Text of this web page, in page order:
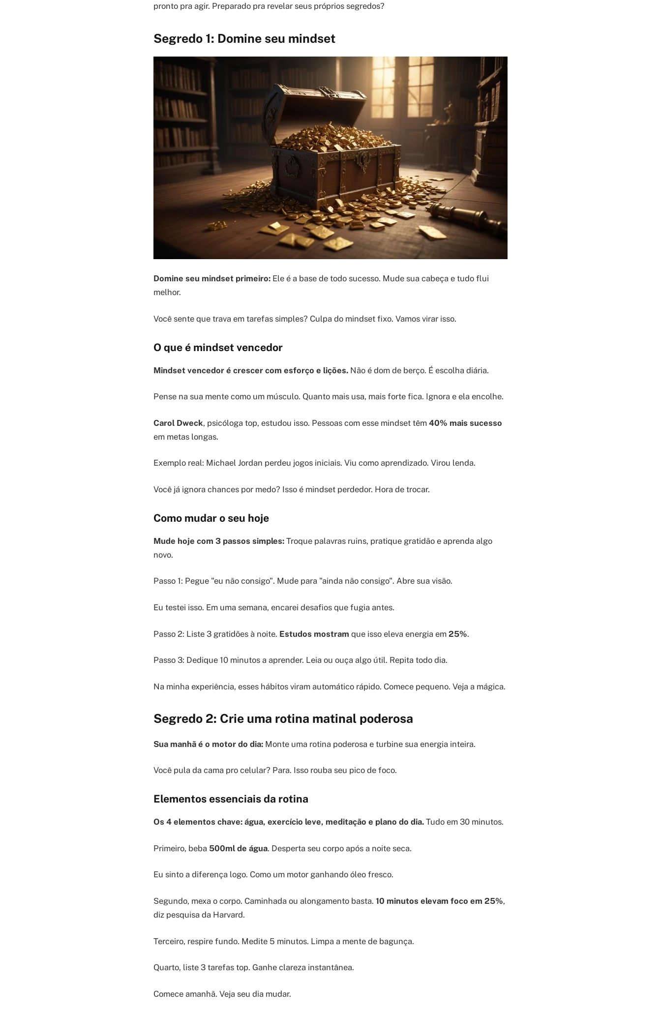
pronto pra agir. Preparado pra revelar seus próprios segredos?
Segredo 1: Domine seu mindset
Domine seu mindset primeiro: Ele é a base de todo sucesso. Mude sua cabeça e tudo flui
melhor.
Você sente que trava em tarefas simples? Culpa do mindset fixo. Vamos virar isso.
O que é mindset vencedor
Mindset vencedor é crescer com esforço e lições. Não é dom de berço. É escolha diária.
Pense na sua mente como um músculo. Quanto mais usa, mais forte fica. Ignora e ela encolhe.
Carol Dweck, psicóloga top, estudou isso. Pessoas com esse mindset têm 40% mais sucesso
em metas longas.
Exemplo real: Michael Jordan perdeu jogos iniciais. Viu como aprendizado. Virou lenda.
Você já ignora chances por medo? Isso é mindset perdedor. Hora de trocar.
Como mudar o seu hoje
Mude hoje com 3 passos simples: Troque palavras ruins, pratique gratidão e aprenda algo
novo.
Passo 1: Pegue "eu não consigo". Mude para "ainda não consigo". Abre sua visão.
Eu testei isso. Em uma semana, encarei desafios que fugia antes.
Passo 2: Liste 3 gratidões à noite. Estudos mostram que isso eleva energia em 25%.
Passo 3: Dedique 10 minutos a aprender. Leia ou ouça algo útil. Repita todo dia.
Na minha experiência, esses hábitos viram automático rápido. Comece pequeno. Veja a mágica.
Segredo 2: Crie uma rotina matinal poderosa
Sua manhã é o motor do dia: Monte uma rotina poderosa e turbine sua energia inteira.
Você pula da cama pro celular? Para. Isso rouba seu pico de foco.
Elementos essenciais da rotina
Os 4 elementos chave: água, exercício leve, meditação e plano do dia. Tudo em 30 minutos.
Primeiro, beba 500ml de água. Desperta seu corpo após a noite seca.
Eu sinto a diferença logo. Como um motor ganhando óleo fresco.
Segundo, mexa o corpo. Caminhada ou alongamento basta. 10 minutos elevam foco em 25%,
diz pesquisa da Harvard.
Terceiro, respire fundo. Medite 5 minutos. Limpa a mente de bagunça.
Quarto, liste 3 tarefas top. Ganhe clareza instantânea.
Comece amanhã. Veja seu dia mudar.